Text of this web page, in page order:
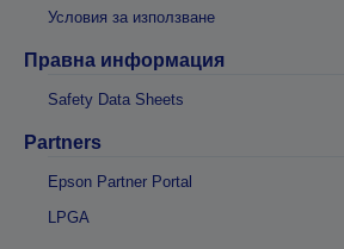
Условия за използване
Правна информация
Safety Data Sheets
Partners
Epson Partner Portal
LPGA